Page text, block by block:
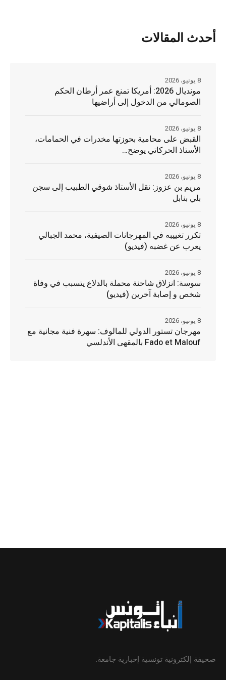
أحدث المقالات
مونديال 2026: أمريكا تمنع عمر أرطان الحكم
الصومالي من الدخول إلى أراضيها
8 يونيو، 2026
القبض على محامية بحوزتها مخدرات في الحمامات،
الأستاذ الحركاتي يوضح…
8 يونيو، 2026
مريم بن عزوز: نقل الأستاذ شوقي الطبيب إلى سجن
بلي بنابل
8 يونيو، 2026
تكرر تغييبه في المهرجانات الصيفية، محمد الجبالي
يعرب عن غضبه (فيديو)
8 يونيو، 2026
سوسة: انزلاق شاحنة محملة بالدلاع يتسبب في وفاة
شخص و إصابة آخرين (فيديو)
8 يونيو، 2026
مهرجان تستور الدولي للمالوف: سهرة فنية مجانية مع
Fado et Malouf بالمقهى الأندلسي
8 يونيو، 2026
صحيفة إلكترونية تونسية إخبارية جامعة.